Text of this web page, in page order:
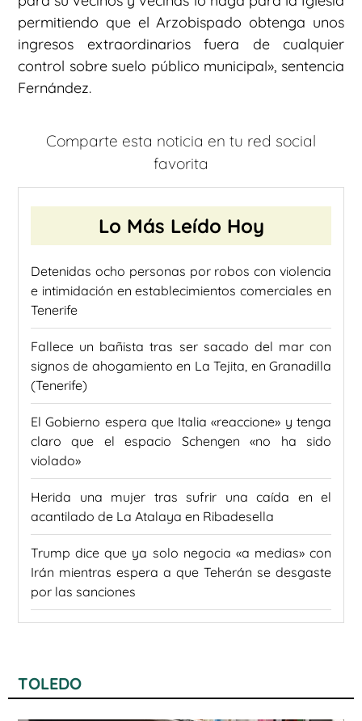
permitiendo que el Arzobispado obtenga unos
ingresos extraordinarios fuera de cualquier
control sobre suelo público municipal», sentencia
Fernández.
Comparte esta noticia en tu red social
favorita
Lo Más Leído Hoy
Detenidas ocho personas por robos con violencia
e intimidación en establecimientos comerciales en
Tenerife
Fallece un bañista tras ser sacado del mar con
signos de ahogamiento en La Tejita, en Granadilla
(Tenerife)
El Gobierno espera que Italia «reaccione» y tenga
claro que el espacio Schengen «no ha sido
violado»
Herida una mujer tras sufrir una caída en el
acantilado de La Atalaya en Ribadesella
Trump dice que ya solo negocia «a medias» con
Irán mientras espera a que Teherán se desgaste
por las sanciones
TOLEDO